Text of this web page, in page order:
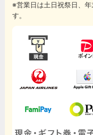
※営業日は土日祝祭日、
す。